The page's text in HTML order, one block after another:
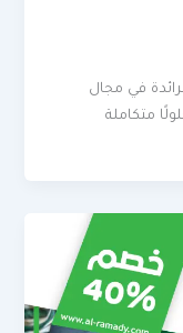
في مجال
متكاملة